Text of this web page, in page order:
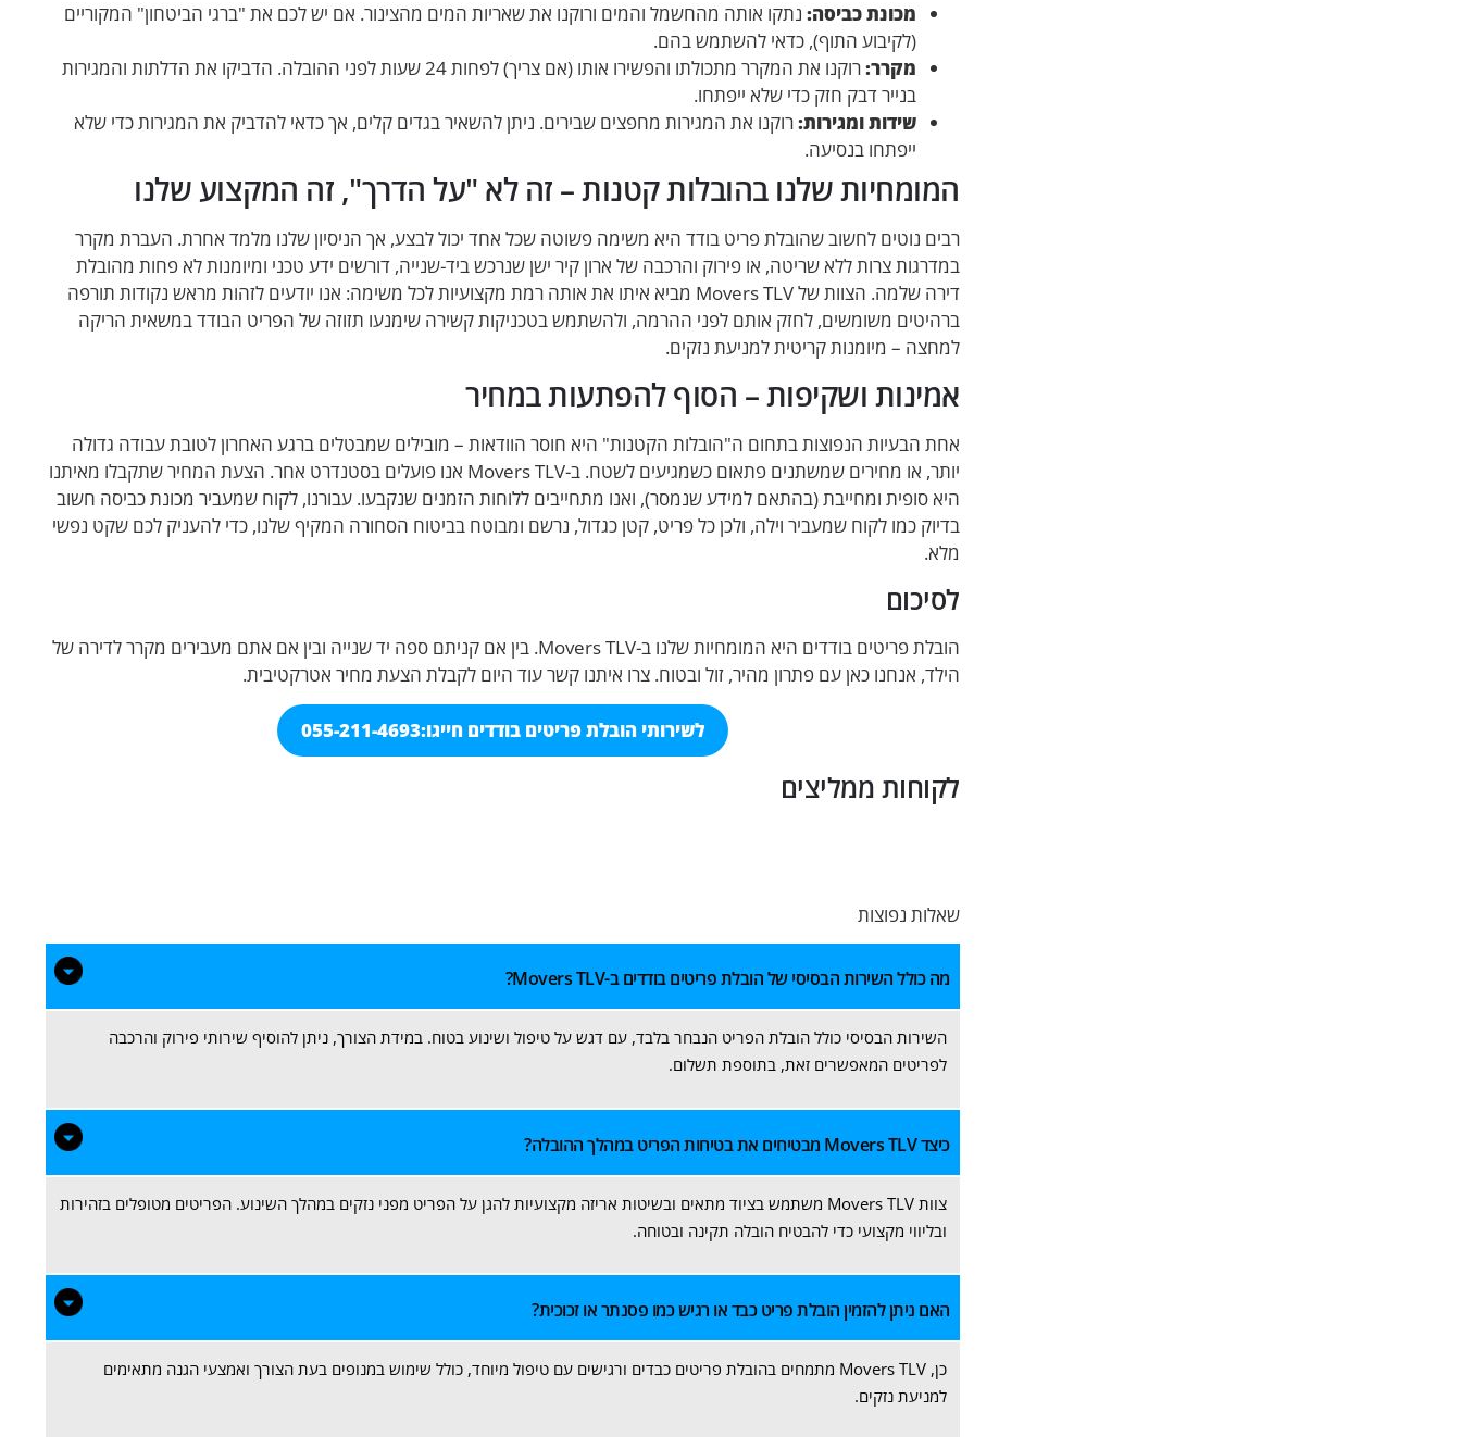
מכונת כביסה: נתקו אותה מהחשמל והמים ורוקנו את שאריות המים מהצינור. אם יש לכם את "ברגי הביטחון" המקוריים
(לקיבוע התוף), כדאי להשתמש בהם.
מקרר:
רוקנו את המקרר מתכולתו והפשירו אותו (אם צריך) לפחות 24 שעות לפני ההובלה. הדביקו את הדלתות והמגירות
בנייר דבק חזק כדי שלא ייפתחו.
שידות ומגירות:רוקנו את המגירות מחפצים שבירים. ניתן להשאיר בגדים קלים, אך כדאי להדביק את המגירות כדי שלא
ייפתחו בנסיעה.
המומחיות שלנו בהובלות קטנות – זה לא "על הדרך", זה המקצוע שלנו
רבים נוטים לחשוב שהובלת פריט בודד היא משימה פשוטה שכל אחד יכול לבצע, אך הניסיון שלנו מלמד אחרת. העברת מקרר
במדרגות צרות ללא שריטה, או פירוק והרכבה של ארון קיר ישן שנרכש ביד-שנייה, דורשים ידע טכני ומיומנות לא פחות מהובלת
דירה שלמה. הצוות של Movers TLV מביא איתו את אותה רמת מקצועיות לכל משימה: אנו יודעים לזהות מראש נקודות תורפה
ברהיטים משומשים, לחזק אותם לפני ההרמה, ולהשתמש בטכניקות קשירה שימנעו תזוזה של הפריט הבודד במשאית הריקה
למחצה – מיומנות קריטית למניעת נזקים.
אמינות ושקיפות – הסוף להפתעות במחיר
אחת הבעיות הנפוצות בתחום ה"הובלות הקטנות" היא חוסר הוודאות – מובילים שמבטלים ברגע האחרון לטובת עבודה גדולה
יותר, או מחירים שמשתנים פתאום כשמגיעים לשטח. ב-Movers TLV אנו פועלים בסטנדרט אחר. הצעת המחיר שתקבלו מאיתנו
היא סופית ומחייבת (בהתאם למידע שנמסר), ואנו מתחייבים ללוחות הזמנים שנקבעו. עבורנו, לקוח שמעביר מכונת כביסה חשוב
בדיוק כמו לקוח שמעביר וילה, ולכן כל פריט, קטן כגדול, נרשם ומבוטח בביטוח הסחורה המקיף שלנו, כדי להעניק לכם שקט נפשי
מלא.
לסיכום
הובלת פריטים בודדים היא המומחיות שלנו ב-Movers TLV. בין אם קניתם ספה יד שנייה ובין אם אתם מעבירים מקרר לדירה של
הילד, אנחנו כאן עם פתרון מהיר, זול ובטוח. צרו איתנו קשר עוד היום לקבלת הצעת מחיר אטרקטיבית.
לשירותי הובלת פריטים בודדים חייגו:055-211-4693
לקוחות ממליצים
שאלות נפוצות
מה כולל השירות הבסיסי של הובלת פריטים בודדים ב-Movers TLV?
השירות הבסיסי כולל הובלת הפריט הנבחר בלבד, עם דגש על טיפול ושינוע בטוח. במידת הצורך, ניתן להוסיף שירותי פירוק והרכבה
לפריטים המאפשרים זאת, בתוספת תשלום.
כיצד Movers TLV מבטיחים את בטיחות הפריט במהלך ההובלה?
צוות Movers TLV משתמש בציוד מתאים ובשיטות אריזה מקצועיות להגן על הפריט מפני נזקים במהלך השינוע. הפריטים מטופלים בזהירות
ובליווי מקצועי כדי להבטיח הובלה תקינה ובטוחה.
האם ניתן להזמין הובלת פריט כבד או רגיש כמו פסנתר או זכוכית?
כן, Movers TLV מתמחים בהובלת פריטים כבדים ורגישים עם טיפול מיוחד, כולל שימוש במנופים בעת הצורך ואמצעי הגנה מתאימים
למניעת נזקים.